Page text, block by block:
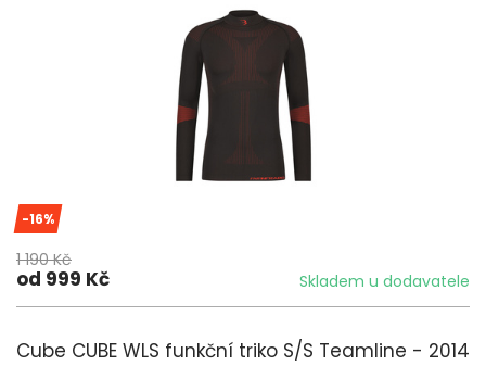
-16%
1 190 Kč
od 999 Kč Skladem u dodavatele
Cube CUBE WLS funkční triko S/S Teamline - 2014